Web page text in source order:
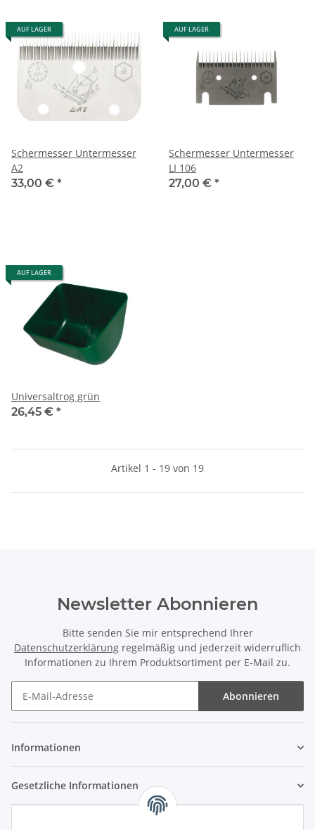
AUF LAGER
Schermesser Untermesser
A2
33,00 € *
AUF LAGER
Schermesser Untermesser
LI 106
27,00 € *
AUF LAGER
Universaltrog grün
26,45 € *
Artikel 1 - 19 von 19
Newsletter Abonnieren
Bitte senden Sie mir entsprechend Ihrer
Datenschutzerklärung regelmäßig und jederzeit widerruflich
Informationen zu Ihrem Produktsortiment per E-Mail zu.
Abonnieren
Informationen
Gesetzliche Informationen